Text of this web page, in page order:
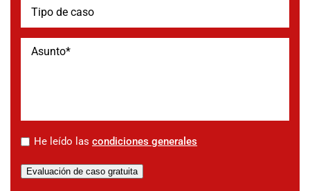
* He leído las condiciones generales
Evaluación de caso gratuita